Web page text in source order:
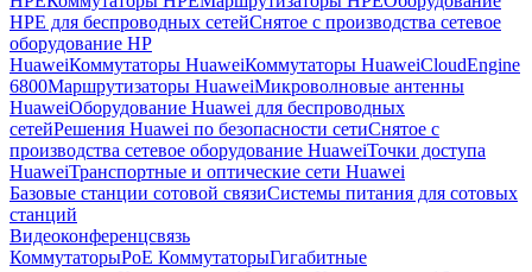
HPE для беспроводных сетейСнятое с производства сетевое
оборудование HP
HuaweiКоммутаторы HuaweiКоммутаторы HuaweiCloudEngine
6800Маршрутизаторы HuaweiМикроволновые антенны
HuaweiОборудование Huawei для беспроводных
сетейРешения Huawei по безопасности сетиСнятое с
производства сетевое оборудование HuaweiТочки доступа
HuaweiТранспортные и оптические сети Huawei
Базовые станции сотовой связиСистемы питания для сотовых
станций
Видеоконференцсвязь
КоммутаторыPoE КоммутаторыГигабитные